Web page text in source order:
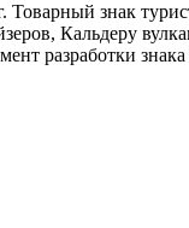
Товарный знак
Кальдеру
разработки